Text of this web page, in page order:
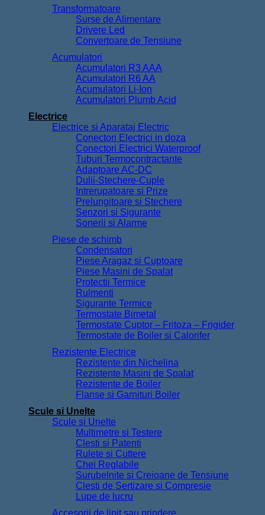
Transformatoare
Surse de Alimentare
Drivere Led
Convertoare de Tensiune
Acumulatori
Acumulatori R3 AAA
Acumulatori R6 AA
Acumulatori Li-Ion
Acumulatori Plumb Acid
Electrice
Electrice si Aparataj Electric
Conectori Electrici in doza
Conectori Electrici Waterproof
Tuburi Termocontractante
Adaptoare AC-DC
Dulii-Stechere-Cuple
Intrerupatoare si Prize
Prelungitoare si Stechere
Senzori si Sigurante
Sonerii si Alarme
Piese de schimb
Condensatori
Piese Aragaz si Cuptoare
Piese Masini de Spalat
Protectii Termice
Rulmenti
Sigurante Termice
Termostate Bimetal
Termostate Cuptor – Fritoza – Frigider
Termostate de Boiler si Calorifer
Rezistente Electrice
Rezistente din Nichelina
Rezistente Masini de Spalat
Rezistente de Boiler
Flanse si Garnituri Boiler
Scule si Unelte
Scule si Unelte
Multimetre si Testere
Clesti si Patenti
Rulete si Cuttere
Chei Reglabile
Surubelnite si Creioane de Tensiune
Clesti de Sertizare si Compresie
Lupe de lucru
Accesorii de lipit sau prindere